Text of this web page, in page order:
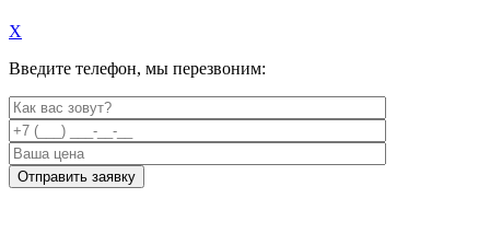
X
Введите телефон, мы перезвоним: